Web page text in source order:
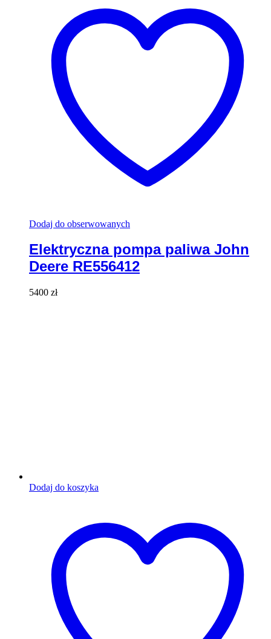
Dodaj do obserwowanych
Elektryczna pompa paliwa John
Deere RE556412
5400 zł
Dodaj do koszyka